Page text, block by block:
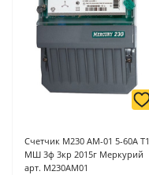
Счетчик М230 АМ-01 5-60А Т1
МШ 3ф 3кр 2015г Меркурий
арт. M230АМ01